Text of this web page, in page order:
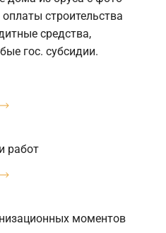
строительства
средства,
гос. субсидии.
работ
моментов